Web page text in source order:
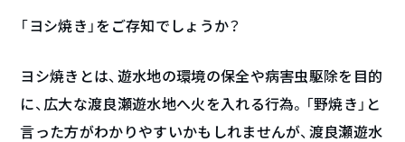
「ヨシ焼き」をご存知でしょうか？
ヨシ焼きとは、遊水地の環境の保全や病害虫駆除を目的
に、広大な渡良瀬遊水地へ火を入れる行為。「野焼き」と
言った方がわかりやすいかもしれませんが、渡良瀬遊水